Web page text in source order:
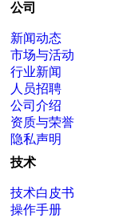
公司
新闻动态
市场与活动
行业新闻
人员招聘
公司介绍
资质与荣誉
隐私声明
技术
技术白皮书
操作手册